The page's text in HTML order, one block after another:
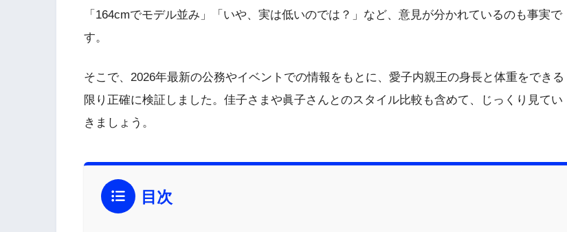
「164cmでモデル並み」「いや、実は低いのでは？」など、意見が分かれているのも事実で
す。
そこで、2026年最新の公務やイベントでの情報をもとに、愛子内親王の身長と体重をできる
限り正確に検証しました。佳子さまや眞子さんとのスタイル比較も含めて、じっくり見てい
きましょう。
目次